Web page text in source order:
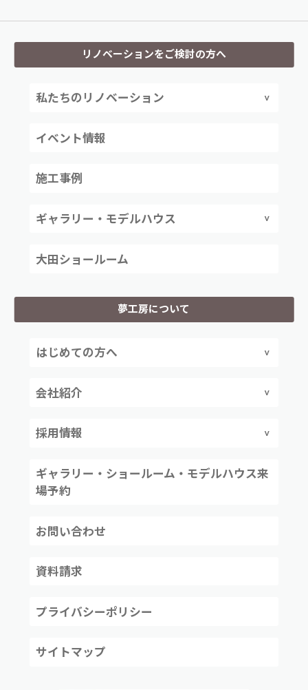
リノベーションをご検討の方へ
私たちのリノベーション
イベント情報
施工事例
ギャラリー・モデルハウス
大田ショールーム
夢工房について
はじめての方へ
会社紹介
採用情報
ギャラリー・ショールーム・モデルハウス来
場予約
お問い合わせ
資料請求
プライバシーポリシー
サイトマップ